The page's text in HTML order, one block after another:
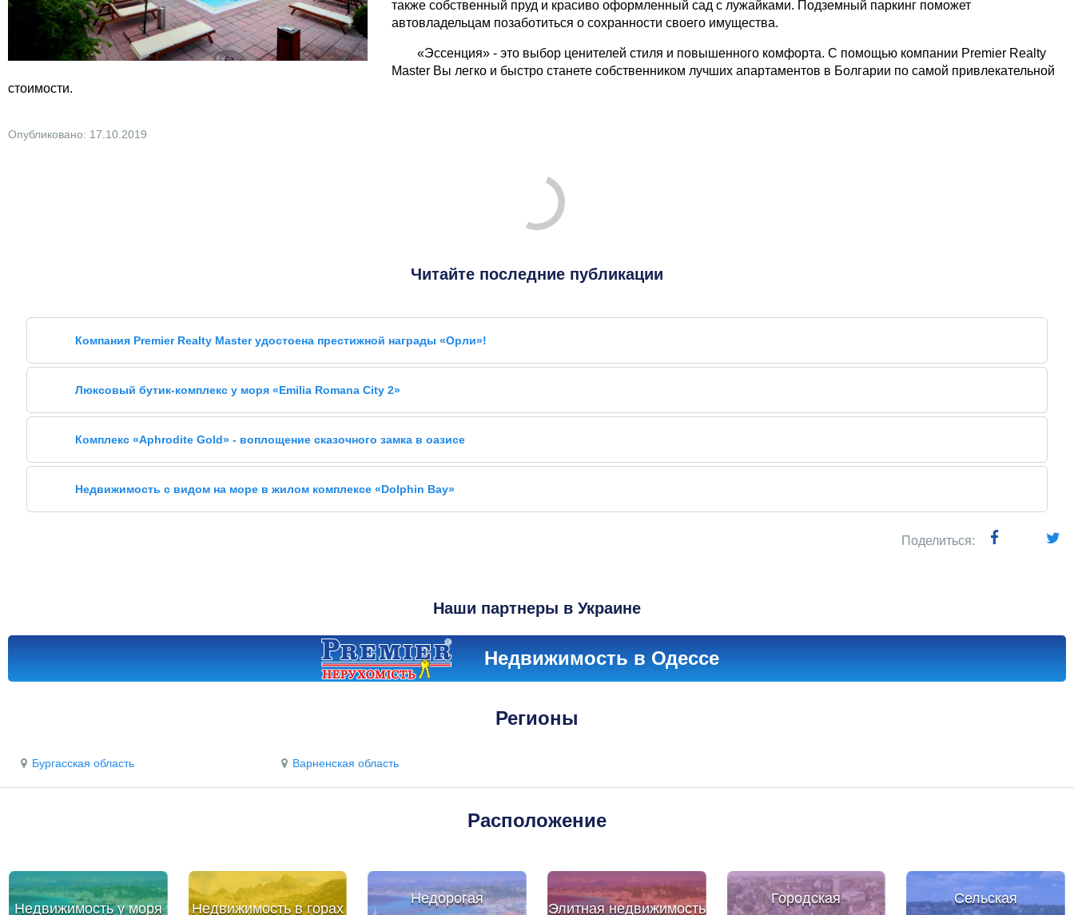
также собственный пруд и красиво оформленный сад с лужайками. Подземный паркинг поможет
автовладельцам позаботиться о сохранности своего имущества.
«Эссенция» - это выбор ценителей стиля и повышенного комфорта. С помощью компании Premier Realty
Master Вы легко и быстро станете собственником лучших апартаментов в Болгарии по самой привлекательной
стоимости.
Опубликовано: 17.10.2019
Читайте последние публикации
Компания Premier Realty Master удостоена престижной награды «Орли»!
Люксовый бутик-комплекс у моря «Emilia Romana City 2»
Комплекс «Aphrodite Gold» - воплощение сказочного замка в оазисе
Недвижимость с видом на море в жилом комплексе «Dolphin Bay»
Поделиться:
Наши партнеры в Украине
Недвижимость в Одессе
Регионы
Бургасская область Варненская область
Расположение
Недвижимость у моря Недвижимость в горах
Недорогая
Элитная недвижимость
Городская
Сельская